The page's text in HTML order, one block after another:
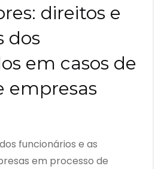
direitos e
dos
em casos de
empresas
funcionários e as
em processo de